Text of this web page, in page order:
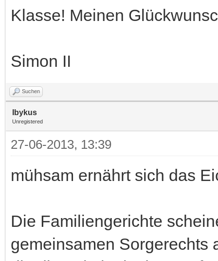
Klasse! Meinen
Simon II
Suchen
Ibykus
Unregistered
27-06-2013, 13:39
mühsam ernährt sich das
Die Familiengerichte
gemeinsamen Sorgerechts